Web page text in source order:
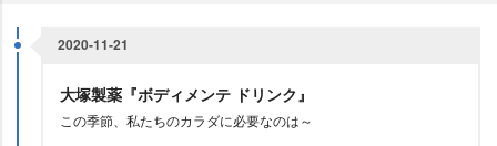
2020-11-21
大塚製薬『ボディメンテ ドリンク』
この季節、私たちのカラダに必要なのは～